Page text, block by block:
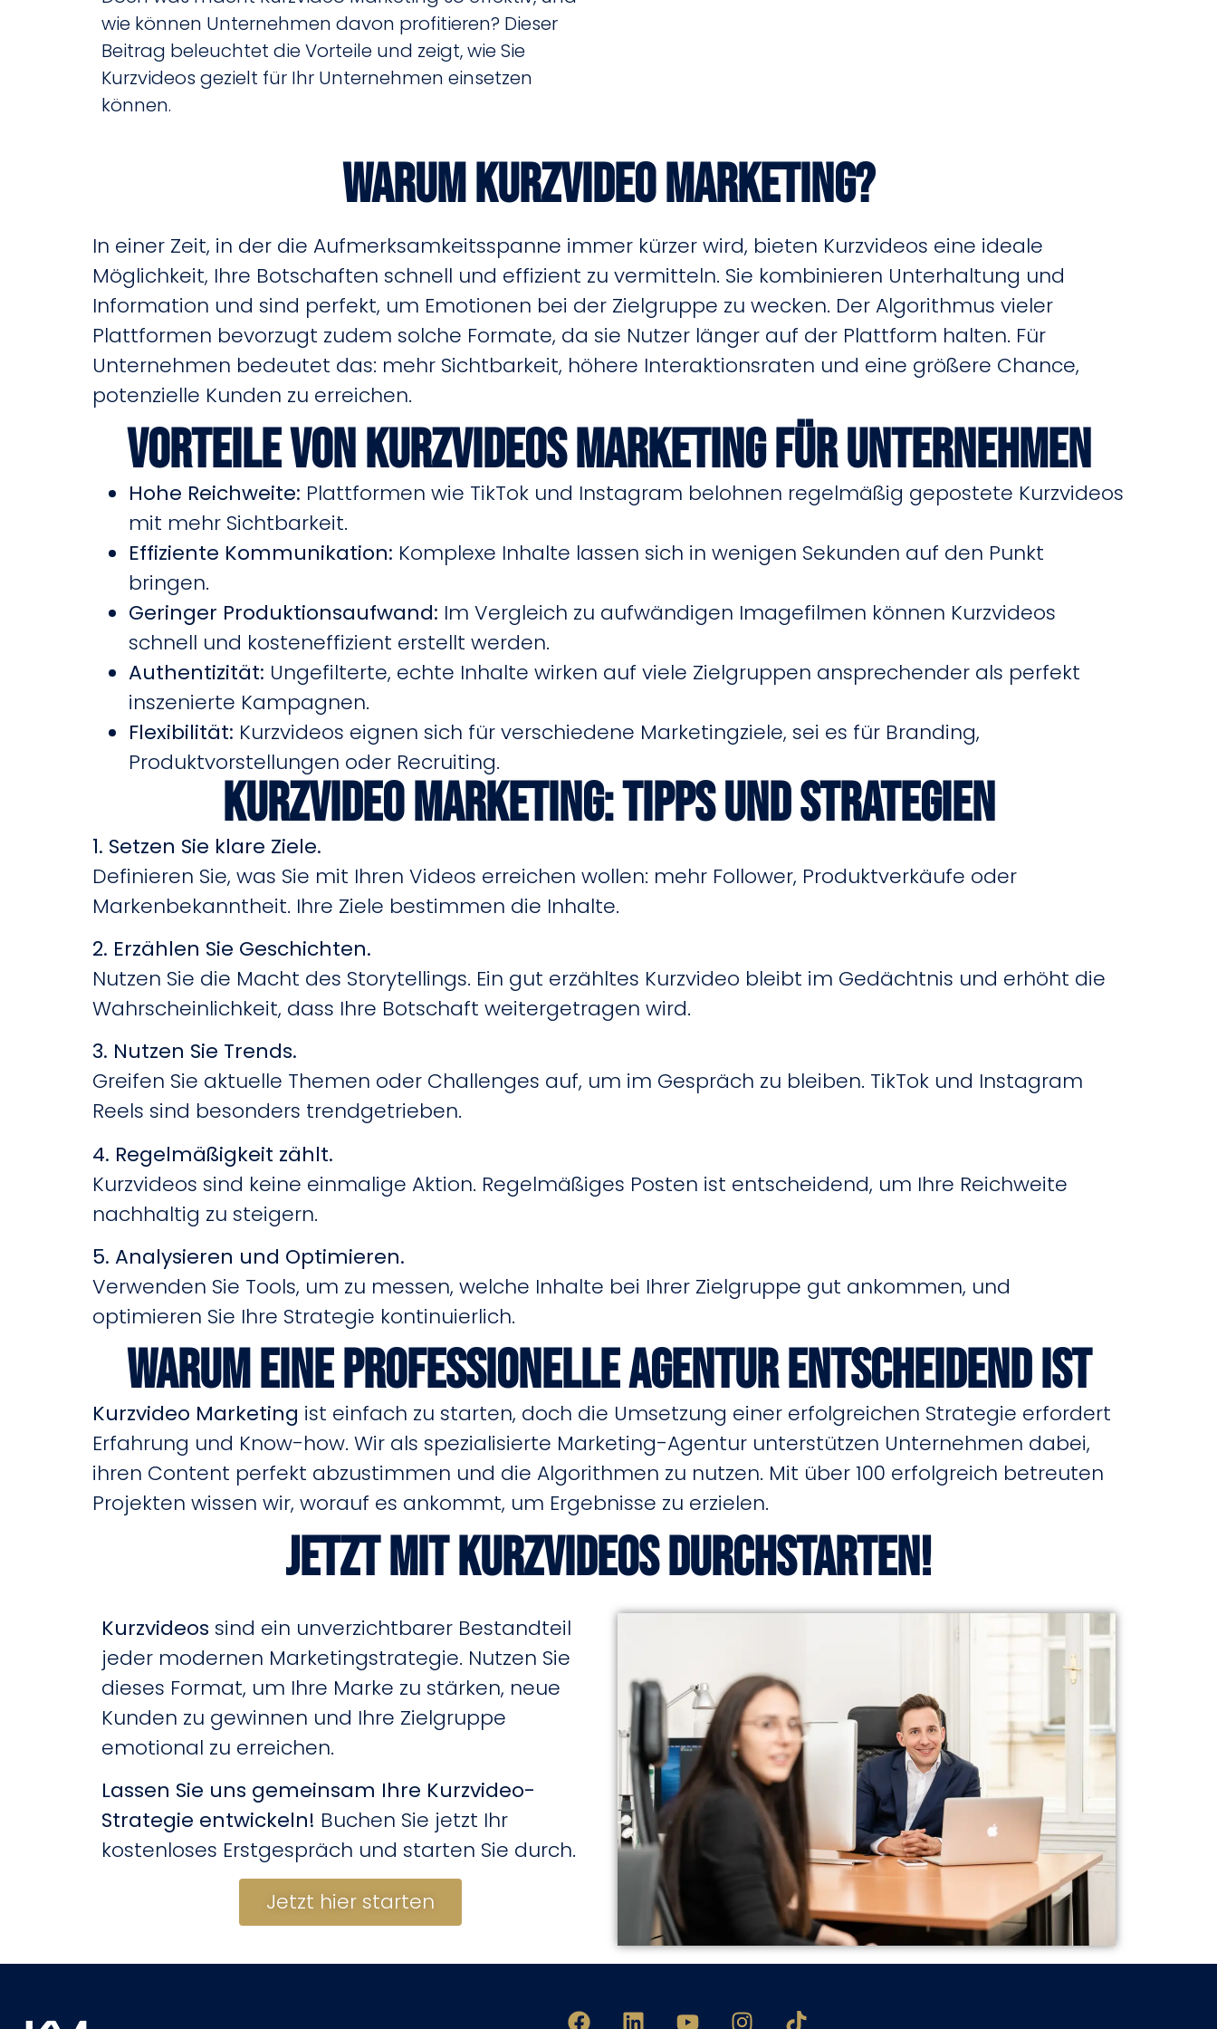
wie können Unternehmen davon profitieren? Dieser
Beitrag beleuchtet die Vorteile und zeigt, wie Sie
Kurzvideos gezielt für Ihr Unternehmen einsetzen
können.
Warum Kurzvideo Marketing?
In einer Zeit, in der die Aufmerksamkeitsspanne immer kürzer wird, bieten Kurzvideos eine ideale
Möglichkeit, Ihre Botschaften schnell und effizient zu vermitteln. Sie kombinieren Unterhaltung und
Information und sind perfekt, um Emotionen bei der Zielgruppe zu wecken. Der Algorithmus vieler
Plattformen bevorzugt zudem solche Formate, da sie Nutzer länger auf der Plattform halten. Für
Unternehmen bedeutet das: mehr Sichtbarkeit, höhere Interaktionsraten und eine größere Chance,
potenzielle Kunden zu erreichen.
VORTEILE VON KURZVIDEOS MARKETING für Unternehmen
Hohe Reichweite: Plattformen wie TikTok und Instagram belohnen regelmäßig gepostete Kurzvideos
mit mehr Sichtbarkeit.
Effiziente Kommunikation: Komplexe Inhalte lassen sich in wenigen Sekunden auf den Punkt
bringen.
Geringer Produktionsaufwand: Im Vergleich zu aufwändigen Imagefilmen können Kurzvideos
schnell und kosteneffizient erstellt werden.
Authentizität: Ungefilterte, echte Inhalte wirken auf viele Zielgruppen ansprechender als perfekt
inszenierte Kampagnen.
Flexibilität: Kurzvideos eignen sich für verschiedene Marketingziele, sei es für Branding,
Produktvorstellungen oder Recruiting.
Kurzvideo Marketing: Tipps und Strategien
1. Setzen Sie klare Ziele.
Definieren Sie, was Sie mit Ihren Videos erreichen wollen: mehr Follower, Produktverkäufe oder
Markenbekanntheit. Ihre Ziele bestimmen die Inhalte.
2. Erzählen Sie Geschichten.
Nutzen Sie die Macht des Storytellings. Ein gut erzähltes Kurzvideo bleibt im Gedächtnis und erhöht die
Wahrscheinlichkeit, dass Ihre Botschaft weitergetragen wird.
3. Nutzen Sie Trends.
Greifen Sie aktuelle Themen oder Challenges auf, um im Gespräch zu bleiben. TikTok und Instagram
Reels sind besonders trendgetrieben.
4. Regelmäßigkeit zählt.
Kurzvideos sind keine einmalige Aktion. Regelmäßiges Posten ist entscheidend, um Ihre Reichweite
nachhaltig zu steigern.
5. Analysieren und Optimieren.
Verwenden Sie Tools, um zu messen, welche Inhalte bei Ihrer Zielgruppe gut ankommen, und
optimieren Sie Ihre Strategie kontinuierlich.
Warum eine professionelle Agentur entscheidend ist
Kurzvideo Marketing ist einfach zu starten, doch die Umsetzung einer erfolgreichen Strategie erfordert
Erfahrung und Know-how. Wir als spezialisierte Marketing-Agentur unterstützen Unternehmen dabei,
ihren Content perfekt abzustimmen und die Algorithmen zu nutzen. Mit über 100 erfolgreich betreuten
Projekten wissen wir, worauf es ankommt, um Ergebnisse zu erzielen.
Jetzt mit Kurzvideos durchstarten!
Kurzvideos sind ein unverzichtbarer Bestandteil
jeder modernen Marketingstrategie. Nutzen Sie
dieses Format, um Ihre Marke zu stärken, neue
Kunden zu gewinnen und Ihre Zielgruppe
emotional zu erreichen.
Lassen Sie uns gemeinsam Ihre Kurzvideo-
Strategie entwickeln! Buchen Sie jetzt Ihr
kostenloses Erstgespräch und starten Sie durch.
Jetzt hier starten